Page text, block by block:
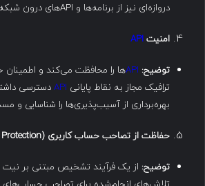
دروازه‌ای نیز از برنامه‌ها و APIهای درون شبکه محافظت می‌کند.
امنیت
توضیح:
APIها را محافظت می‌کند و
ترافیک مجاز به نقاط پایانی API دسترسی
بهره‌برداری از آسیب‌پذیری‌ها را شناسایی و
حفاظت از تصاحب حساب کاربری (Account Takeover Protection)
توضیح: از یک فرآیند تشخیص مبتنی بر نیت